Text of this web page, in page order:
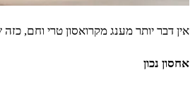
אין דבר יותר מענג מקרואסון טרי וחם,
אחסון נכון